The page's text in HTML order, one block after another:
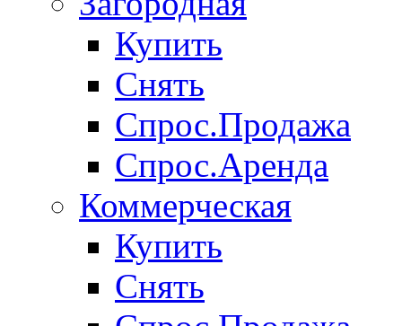
Купить
Снять
Спрос.Продажа
Спрос.Аренда
Коммерческая
Купить
Снять